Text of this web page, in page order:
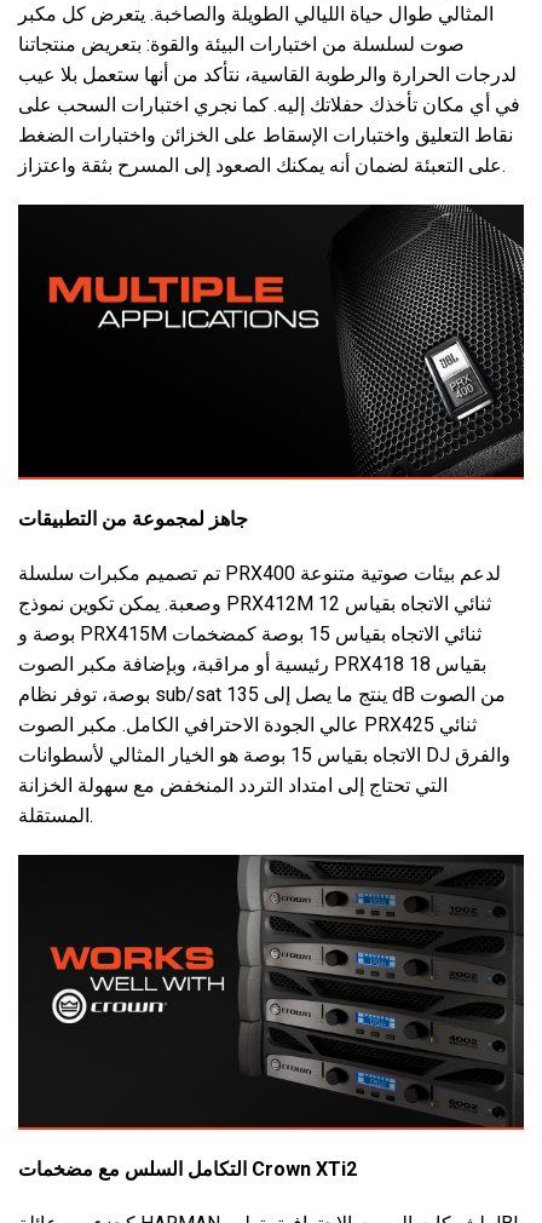
المثالي طوال حياة الليالي الطويلة والصاخبة. يتعرض كل مكبر
صوت لسلسلة من اختبارات البيئة والقوة: بتعريض منتجاتنا
لدرجات الحرارة والرطوبة القاسية، نتأكد من أنها ستعمل بلا عيب
في أي مكان تأخذك حفلاتك إليه. كما نجري اختبارات السحب على
نقاط التعليق واختبارات الإسقاط على الخزائن واختبارات الضغط
على التعبئة لضمان أنه يمكنك الصعود إلى المسرح بثقة واعتزاز.
جاهز لمجموعة من التطبيقات
تم تصميم مكبرات سلسلة PRX400 لدعم بيئات صوتية متنوعة
وصعبة. يمكن تكوين نموذج PRX412M ثنائي الاتجاه بقياس 12
بوصة و PRX415M ثنائي الاتجاه بقياس 15 بوصة كمضخمات
رئيسية أو مراقبة، وبإضافة مكبر الصوت PRX418 بقياس 18
بوصة، توفر نظام sub/sat ينتج ما يصل إلى 135 dB من الصوت
عالي الجودة الاحترافي الكامل. مكبر الصوت PRX425 ثنائي
الاتجاه بقياس 15 بوصة هو الخيار المثالي لأسطوانات DJ والفرق
التي تحتاج إلى امتداد التردد المنخفض مع سهولة الخزانة
المستقلة.
التكامل السلس مع مضخمات Crown XTi2